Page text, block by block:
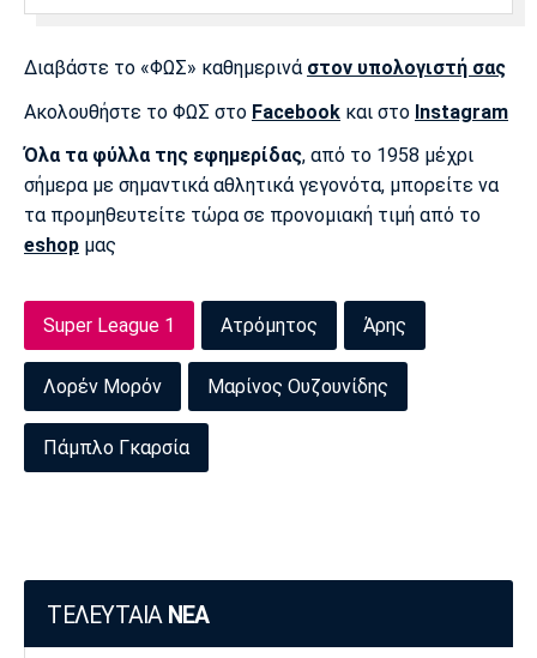
Διαβάστε το «ΦΩΣ» καθημερινά στον υπολογιστή σας
Ακολουθήστε το ΦΩΣ στο Facebook και στο Instagram
Όλα τα φύλλα της εφημερίδας, από το 1958 μέχρι
σήμερα με σημαντικά αθλητικά γεγονότα, μπορείτε να
τα προμηθευτείτε τώρα σε προνομιακή τιμή από το
eshop μας
Super League 1 Ατρόμητος Άρης
Λορέν Μορόν Μαρίνος Ουζουνίδης
Πάμπλο Γκαρσία
ΤΕΛΕΥΤΑΙΑ ΝΕΑ